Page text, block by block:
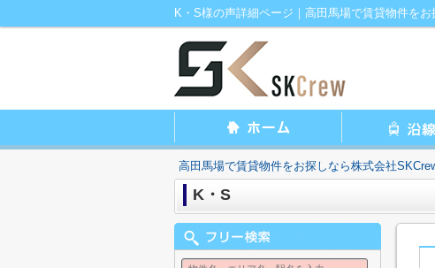
K・S様の声詳細ページ｜高田馬場で賃貸物件を
高田馬場で賃貸物件をお探しなら株式会社
K・S